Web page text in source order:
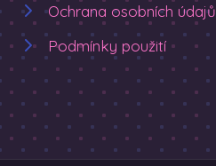
Ochrana osobních údajů
Podmínky použití